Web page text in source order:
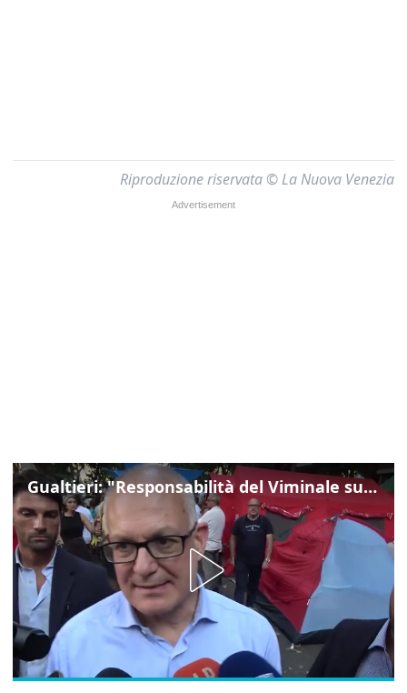
Riproduzione riservata © La Nuova Venezia
Gualtieri: "Responsabilità del Viminale su Spin Time? La posizione dei partiti è nota"